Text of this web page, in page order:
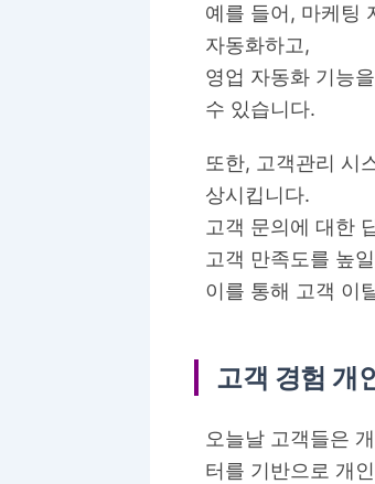
예를 들어, 마케팅
자동화하고,
영업 자동화 기능
수 있습니다.
또한, 고객관리 시
상시킵니다.
고객 문의에 대한
고객 만족도를 높
이를 통해 고객 이
고객 경험 개
오늘날 고객들은
터를 기반으로 개